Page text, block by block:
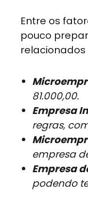
Entre os
pouco
81.000,00.
Empresa
regras,
empresa
Empresa
podendo